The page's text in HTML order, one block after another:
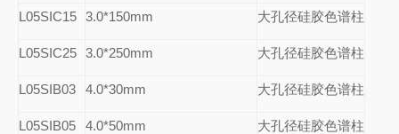
L05SIC15 3.0*150mm 大孔径硅胶色谱柱
L05SIC25 3.0*250mm 大孔径硅胶色谱柱
L05SIB03 4.0*30mm 大孔径硅胶色谱柱
L05SIB05 4.0*50mm 大孔径硅胶色谱柱